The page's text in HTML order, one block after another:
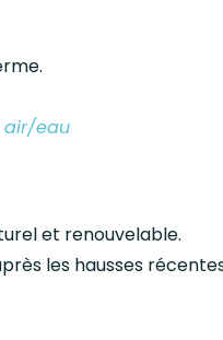
air/eau
et renouvelable.
les hausses